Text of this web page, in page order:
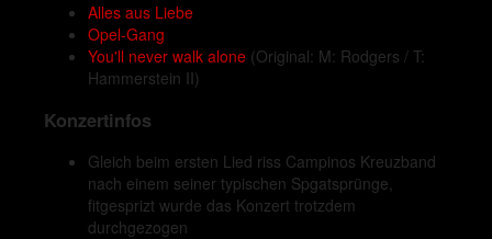
Alles aus Liebe
Opel-Gang
You'll never walk alone (Original: M: Rodgers / T:
Hammerstein II)
Konzertinfos
Gleich beim ersten Lied riss Campinos Kreuzband
nach einem seiner typischen Spgatsprünge,
fitgesprizt wurde das Konzert trotzdem
durchgezogen